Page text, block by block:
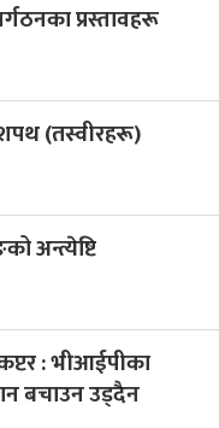
प्रस्तावहरू
(तस्वीरहरू)
अन्त्येष्टि
: भीआईपीका
बचाउन उड्दैन